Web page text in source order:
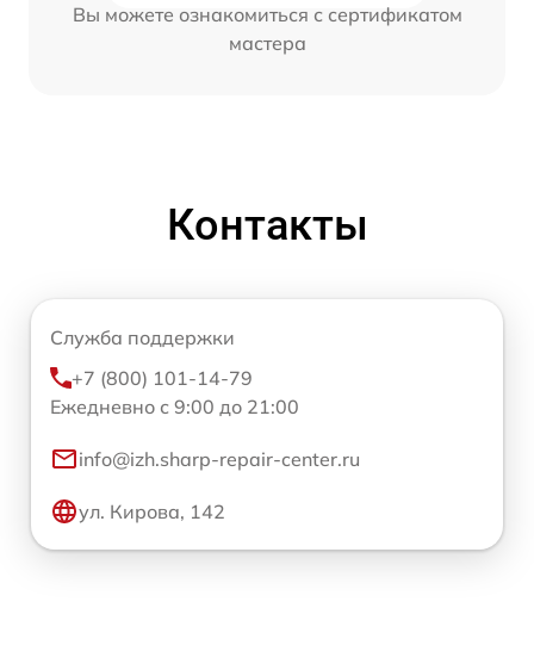
Вы можете ознакомиться с сертификатом
мастера
Контакты
Служба поддержки
+7 (800) 101-14-79
Ежедневно с 9:00 до 21:00
info@izh.sharp-repair-center.ru
ул. Кирова, 142